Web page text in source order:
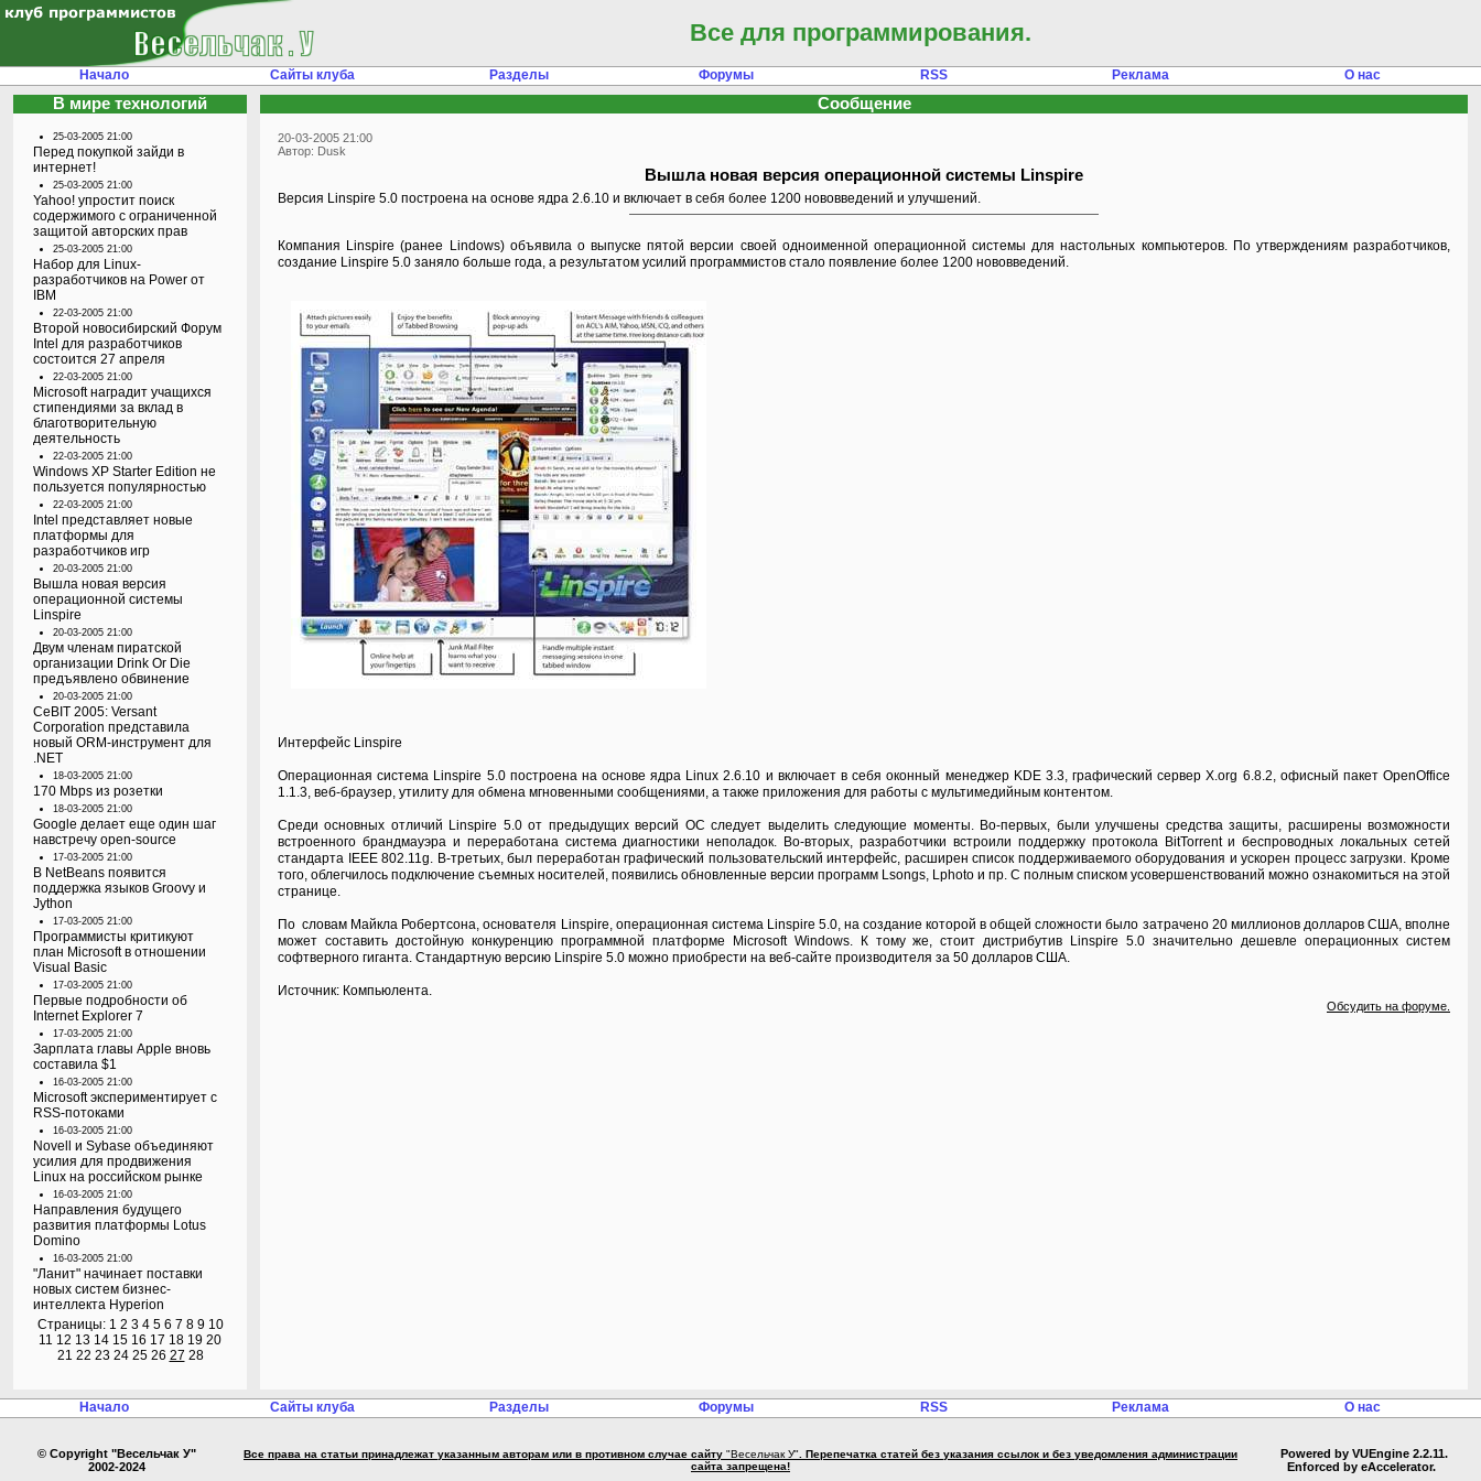
Все для программирования.
Начало Сайты клуба Разделы Форумы RSS Реклама О нас
В мире технологий
25-03-2005 21:00
Перед покупкой зайди в
интернет!
25-03-2005 21:00
Yahoo! упростит поиск
содержимого с ограниченной
защитой авторских прав
25-03-2005 21:00
Набор для Linux-
разработчиков на Power от
IBM
22-03-2005 21:00
Второй новосибирский Форум
Intel для разработчиков
состоится 27 апреля
22-03-2005 21:00
Microsoft наградит учащихся
стипендиями за вклад в
благотворительную
деятельность
22-03-2005 21:00
Windows XP Starter Edition не
пользуется популярностью
22-03-2005 21:00
Intel представляет новые
платформы для
разработчиков игр
20-03-2005 21:00
Вышла новая версия
операционной системы
Linspire
20-03-2005 21:00
Двум членам пиратской
организации Drink Or Die
предъявлено обвинение
20-03-2005 21:00
CeBIT 2005: Versant
Corporation представила
новый ORM-инструмент для
.NET
18-03-2005 21:00
170 Mbps из розетки
18-03-2005 21:00
Google делает еще один шаг
навстречу open-source
17-03-2005 21:00
В NetBeans появится
поддержка языков Groovy и
Jython
17-03-2005 21:00
Программисты критикуют
план Microsoft в отношении
Visual Basic
17-03-2005 21:00
Первые подробности об
Internet Explorer 7
17-03-2005 21:00
Зарплата главы Apple вновь
составила $1
16-03-2005 21:00
Microsoft экспериментирует с
RSS-потоками
16-03-2005 21:00
Novell и Sybase объединяют
усилия для продвижения
Linux на российском рынке
16-03-2005 21:00
Направления будущего
развития платформы Lotus
Domino
16-03-2005 21:00
"Ланит" начинает поставки
новых систем бизнес-
интеллекта Hyperion
Страницы: 1 2 3 4 5 6 7 8 9 10
11 12 13 14 15 16 17 18 19 20
21 22 23 24 25 26 27 28
Сообщение
20-03-2005 21:00
Автор: Dusk
Вышла новая версия операционной системы Linspire
Версия Linspire 5.0 построена на основе ядра 2.6.10 и включает в себя более 1200 нововведений и улучшений.
Компания Linspire (ранее Lindows) объявилао выпуске пятой версии своей одноименной операционной системы для настольных компьютеров. По утверждениям разработчиков,
создание Linspire 5.0 заняло больше года, а результатом усилий программистов стало появление более 1200 нововведений.
Интерфейс Linspire
Операционная система Linspire 5.0 построена на основе ядра Linux 2.6.10 и включает в себя оконный менеджер KDE 3.3, графический сервер X.org 6.8.2, офисный пакет OpenOffice
1.1.3, веб-браузер, утилиту для обмена мгновенными сообщениями, а также приложения для работы с мультимедийным контентом.
Среди основных отличий Linspire 5.0 от предыдущих версий ОС следует выделить следующие моменты. Во-первых, были улучшены средства защиты, расширены возможности
встроенного брандмауэра и переработана система диагностики неполадок. Во-вторых, разработчики встроили поддержку протокола BitTorrent и беспроводных локальных сетей
стандарта IEEE 802.11g. В-третьих, был переработан графический пользовательский интерфейс, расширен список поддерживаемого оборудования и ускорен процесс загрузки. Кроме
того, облегчилось подключение съемных носителей, появились обновленные версии программ Lsongs, Lphoto и пр. С полным списком усовершенствований можно ознакомиться на этой
странице.
Пословам Майкла Робертсона, основателя Linspire, операционная система Linspire 5.0, на создание которой в общей сложности было затрачено 20 миллионов долларов США, вполне
может составить достойную конкуренцию программной платформе Microsoft Windows. К тому же, стоит дистрибутив Linspire 5.0 значительно дешевле операционных систем
софтверного гиганта. Стандартную версию Linspire 5.0 можно приобрести на веб-сайте производителя за 50 долларов США.
Источник: Компьюлента.
Обсудить на форуме.
Начало Сайты клуба Разделы Форумы RSS Реклама О нас
© Copyright "Весельчак У"
2002-2024
Все права на статьи принадлежат указанным авторам или в противном случае сайту "Весельчак У" . Перепечатка статей без указания ссылок и без уведомления администрации
сайта запрещена!
Powered by VUEngine 2.2.11.
Enforced by eAccelerator.